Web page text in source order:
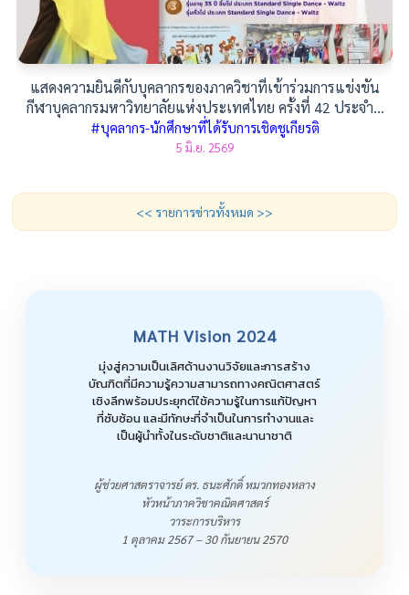
แสดงความยินดีกับบุคลากรของภาควิชาที่เข้าร่วมการแข่งขัน
กีฬาบุคลากรมหาวิทยาลัยแห่งประเทศไทย ครั้งที่ 42 ประจำปี
2569
#บุคลากร-นักศึกษาที่ได้รับการเชิดชูเกียรติ
5 มิ.ย. 2569
<< รายการข่าวทั้งหมด >>
MATH Vision 2024
มุ่งสู่ความเป็นเลิศด้านงานวิจัยและการสร้าง
บัณฑิตที่มีความรู้ความสามารถทางคณิตศาสตร์
เชิงลึกพร้อมประยุกต์ใช้ความรู้ในการแก้ปัญหา
ที่ซับซ้อน และมีทักษะที่จำเป็นในการทำงานและ
เป็นผู้นำทั้งในระดับชาติและนานาชาติ
ผู้ช่วยศาสตราจารย์ ดร. ธนะศักดิ์ หมวกทองหลาง
หัวหน้าภาควิชาคณิตศาสตร์
วาระการบริหาร
1 ตุลาคม 2567 – 30 กันยายน 2570